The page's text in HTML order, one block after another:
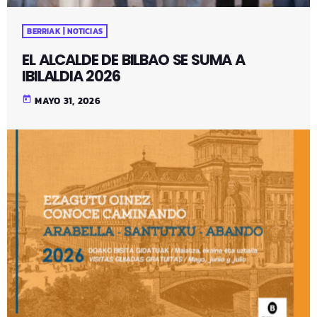
BERRIAK | NOTICIAS
EL ALCALDE DE BILBAO SE SUMA A
IBILALDIA 2026
today MAYO 31, 2026